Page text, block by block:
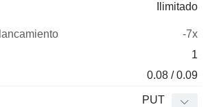
Ilimitado
-7x
1
0.08 / 0.09
PUT